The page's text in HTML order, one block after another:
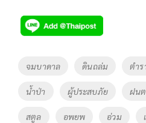
e
b
o
o
k
tt
er
p
y
Li
n
k
Tags
จมบาดาล ดินถล่ม ตำร
น้ำป่า ผู้ประสบภัย ฝน
สตูล อพยพ อ่วม